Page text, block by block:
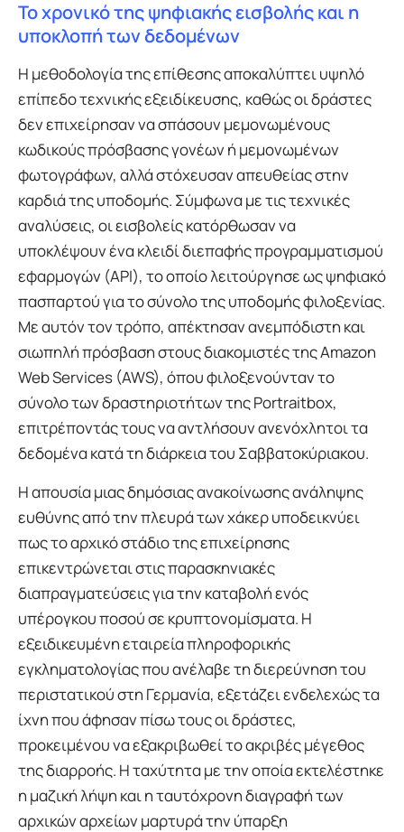
Το χρονικό της ψηφιακής εισβολής και η
υποκλοπή των δεδομένων
Η μεθοδολογία της επίθεσης αποκαλύπτει υψηλό
επίπεδο τεχνικής εξειδίκευσης, καθώς οι δράστες
δεν επιχείρησαν να σπάσουν μεμονωμένους
κωδικούς πρόσβασης γονέων ή μεμονωμένων
φωτογράφων, αλλά στόχευσαν απευθείας στην
καρδιά της υποδομής. Σύμφωνα με τις τεχνικές
αναλύσεις, οι εισβολείς κατόρθωσαν να
υποκλέψουν ένα κλειδί διεπαφής προγραμματισμού
εφαρμογών (API), το οποίο λειτούργησε ως ψηφιακό
πασπαρτού για το σύνολο της υποδομής φιλοξενίας.
Με αυτόν τον τρόπο, απέκτησαν ανεμπόδιστη και
σιωπηλή πρόσβαση στους διακομιστές της Amazon
Web Services (AWS), όπου φιλοξενούνταν το
σύνολο των δραστηριοτήτων της Portraitbox,
επιτρέποντάς τους να αντλήσουν ανενόχλητοι τα
δεδομένα κατά τη διάρκεια του Σαββατοκύριακου.
Η απουσία μιας δημόσιας ανακοίνωσης ανάληψης
ευθύνης από την πλευρά των χάκερ υποδεικνύει
πως το αρχικό στάδιο της επιχείρησης
επικεντρώνεται στις παρασκηνιακές
διαπραγματεύσεις για την καταβολή ενός
υπέρογκου ποσού σε κρυπτονομίσματα. Η
εξειδικευμένη εταιρεία πληροφορικής
εγκληματολογίας που ανέλαβε τη διερεύνηση του
περιστατικού στη Γερμανία, εξετάζει ενδελεχώς τα
ίχνη που άφησαν πίσω τους οι δράστες,
προκειμένου να εξακριβωθεί το ακριβές μέγεθος
της διαρροής. Η ταχύτητα με την οποία εκτελέστηκε
η μαζική λήψη και η ταυτόχρονη διαγραφή των
αρχικών αρχείων μαρτυρά την ύπαρξη